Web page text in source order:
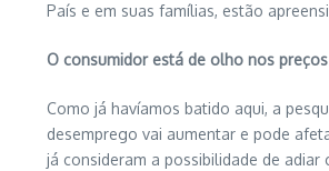
País e em suas famílias, estão
O consumidor está de olho nos
Como já havíamos batido aqui, a
desemprego vai aumentar e pode
já consideram a possibilidade de